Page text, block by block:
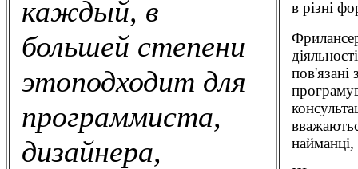
каждый, в
большей степени
этоподходит для
программиста,
дизайнера,
в різні
пов'язані
найманці,